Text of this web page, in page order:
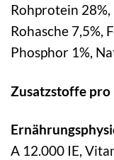
Rohprotein 28%,
Rohasche 7,5%,
Phosphor 1%,
Zusatzstoffe pro
A 12.000 IE,